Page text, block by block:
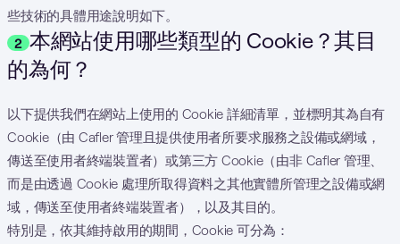
些技術的具體用途說明如下。
2 本網站使用哪些類型的 Cookie？其目
的為何？
以下提供我們在網站上使用的 Cookie 詳細清單，並標明其為自有
Cookie（由 Cafler 管理且提供使用者所要求服務之設備或網域，
傳送至使用者終端裝置者）或第三方 Cookie（由非 Cafler 管理、
而是由透過 Cookie 處理所取得資料之其他實體所管理之設備或網
域，傳送至使用者終端裝置者），以及其目的。
特別是，依其維持啟用的期間，Cookie 可分為：